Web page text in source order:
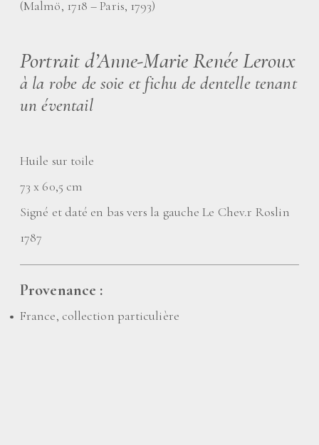
(Malmö, 1718 – Paris, 1793)
Portrait d’Anne-Marie Renée Leroux
à la robe de soie et fichu de dentelle tenant
un éventail
Huile sur toile
73 x 60,5 cm
Signé et daté en bas vers la gauche Le Chev.r Roslin
1787
Provenance :
France, collection particulière